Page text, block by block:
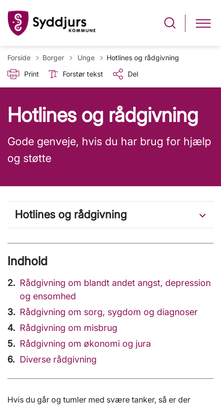
Forside Borger Tilbage til
Unge
Hotlines og rådgivning
Print
Forstør tekst Del
Hotlines og rådgivning
Gode genveje, hvis du har brug for hjælp
og støtte
Hotlines og rådgivning
Indhold
Rådgivning om blandt andet angst, depression
og ensomhed
Rådgivning om sorg, sygdom og diagnoser
Rådgivning om misbrug
Rådgivning om økonomi og jura
Diverse rådgivning
Hvis du går og tumler med svære tanker, så er der